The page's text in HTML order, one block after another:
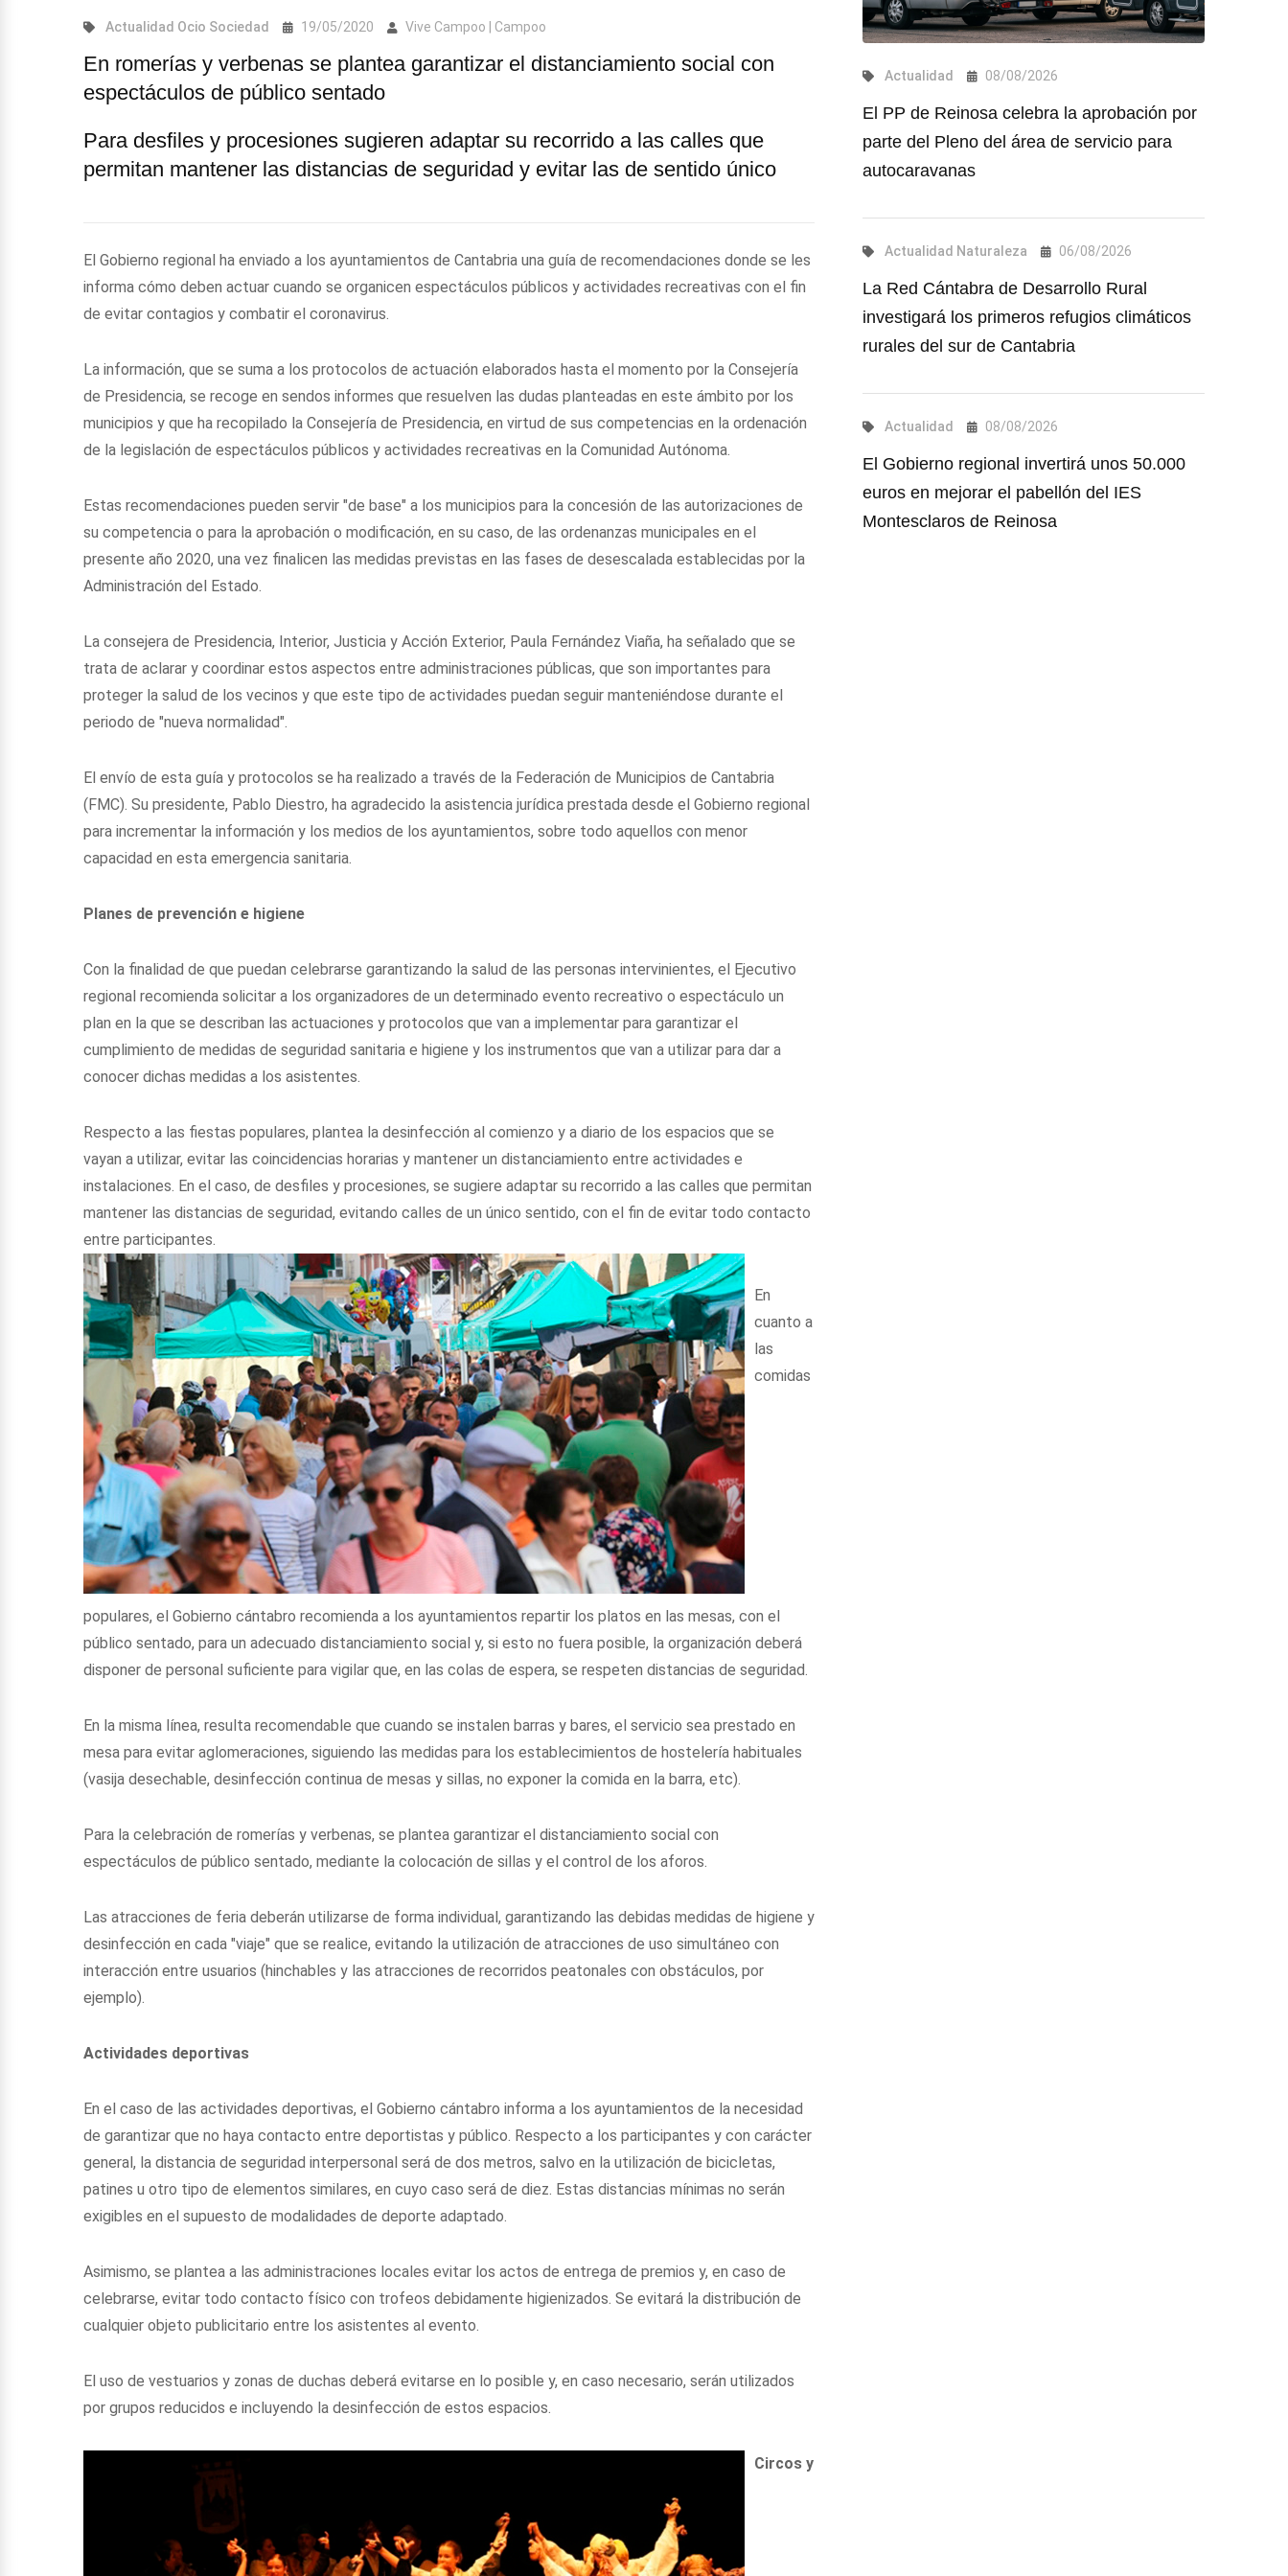
Actualidad Ocio Sociedad 19/05/2020 Vive Campoo | Campoo
En romerías y verbenas se plantea garantizar el distanciamiento social con
espectáculos de público sentado
Para desfiles y procesiones sugieren adaptar su recorrido a las calles que
permitan mantener las distancias de seguridad y evitar las de sentido único
El Gobierno regional ha enviado a los ayuntamientos de Cantabria una guía de recomendaciones donde se les
informa cómo deben actuar cuando se organicen espectáculos públicos y actividades recreativas con el fin
de evitar contagios y combatir el coronavirus.
La información, que se suma a los protocolos de actuación elaborados hasta el momento por la Consejería
de Presidencia, se recoge en sendos informes que resuelven las dudas planteadas en este ámbito por los
municipios y que ha recopilado la Consejería de Presidencia, en virtud de sus competencias en la ordenación
de la legislación de espectáculos públicos y actividades recreativas en la Comunidad Autónoma.
Estas recomendaciones pueden servir "de base" a los municipios para la concesión de las autorizaciones de
su competencia o para la aprobación o modificación, en su caso, de las ordenanzas municipales en el
presente año 2020, una vez finalicen las medidas previstas en las fases de desescalada establecidas por la
Administración del Estado.
La consejera de Presidencia, Interior, Justicia y Acción Exterior, Paula Fernández Viaña, ha señalado que se
trata de aclarar y coordinar estos aspectos entre administraciones públicas, que son importantes para
proteger la salud de los vecinos y que este tipo de actividades puedan seguir manteniéndose durante el
periodo de "nueva normalidad".
El envío de esta guía y protocolos se ha realizado a través de la Federación de Municipios de Cantabria
(FMC). Su presidente, Pablo Diestro, ha agradecido la asistencia jurídica prestada desde el Gobierno regional
para incrementar la información y los medios de los ayuntamientos, sobre todo aquellos con menor
capacidad en esta emergencia sanitaria.
Planes de prevención e higiene
Con la finalidad de que puedan celebrarse garantizando la salud de las personas intervinientes, el Ejecutivo
regional recomienda solicitar a los organizadores de un determinado evento recreativo o espectáculo un
plan en la que se describan las actuaciones y protocolos que van a implementar para garantizar el
cumplimiento de medidas de seguridad sanitaria e higiene y los instrumentos que van a utilizar para dar a
conocer dichas medidas a los asistentes.
Respecto a las fiestas populares, plantea la desinfección al comienzo y a diario de los espacios que se
vayan a utilizar, evitar las coincidencias horarias y mantener un distanciamiento entre actividades e
instalaciones. En el caso, de desfiles y procesiones, se sugiere adaptar su recorrido a las calles que permitan
mantener las distancias de seguridad, evitando calles de un único sentido, con el fin de evitar todo contacto
entre participantes.
En
cuanto a
las
comidas
populares, el Gobierno cántabro recomienda a los ayuntamientos repartir los platos en las mesas, con el
público sentado, para un adecuado distanciamiento social y, si esto no fuera posible, la organización deberá
disponer de personal suficiente para vigilar que, en las colas de espera, se respeten distancias de seguridad.
En la misma línea, resulta recomendable que cuando se instalen barras y bares, el servicio sea prestado en
mesa para evitar aglomeraciones, siguiendo las medidas para los establecimientos de hostelería habituales
(vasija desechable, desinfección continua de mesas y sillas, no exponer la comida en la barra, etc).
Para la celebración de romerías y verbenas, se plantea garantizar el distanciamiento social con
espectáculos de público sentado, mediante la colocación de sillas y el control de los aforos.
Las atracciones de feria deberán utilizarse de forma individual, garantizando las debidas medidas de higiene y
desinfección en cada "viaje" que se realice, evitando la utilización de atracciones de uso simultáneo con
interacción entre usuarios (hinchables y las atracciones de recorridos peatonales con obstáculos, por
ejemplo).
Actividades deportivas
En el caso de las actividades deportivas, el Gobierno cántabro informa a los ayuntamientos de la necesidad
de garantizar que no haya contacto entre deportistas y público. Respecto a los participantes y con carácter
general, la distancia de seguridad interpersonal será de dos metros, salvo en la utilización de bicicletas,
patines u otro tipo de elementos similares, en cuyo caso será de diez. Estas distancias mínimas no serán
exigibles en el supuesto de modalidades de deporte adaptado.
Asimismo, se plantea a las administraciones locales evitar los actos de entrega de premios y, en caso de
celebrarse, evitar todo contacto físico con trofeos debidamente higienizados. Se evitará la distribución de
cualquier objeto publicitario entre los asistentes al evento.
El uso de vestuarios y zonas de duchas deberá evitarse en lo posible y, en caso necesario, serán utilizados
por grupos reducidos e incluyendo la desinfección de estos espacios.
Circos y
Actualidad 08/08/2026
El PP de Reinosa celebra la aprobación por
parte del Pleno del área de servicio para
autocaravanas
Actualidad Naturaleza 06/08/2026
La Red Cántabra de Desarrollo Rural
investigará los primeros refugios climáticos
rurales del sur de Cantabria
Actualidad 08/08/2026
El Gobierno regional invertirá unos 50.000
euros en mejorar el pabellón del IES
Montesclaros de Reinosa